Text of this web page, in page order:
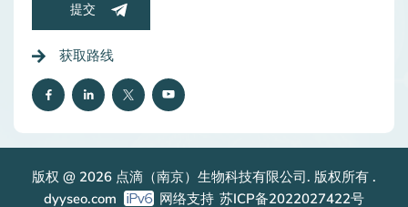
提交
获取路线
版权 @ 2026 点滴（南京）生物科技有限公司. 版权所有 .
dyyseo.com
网络支持 苏ICP备2022027422号